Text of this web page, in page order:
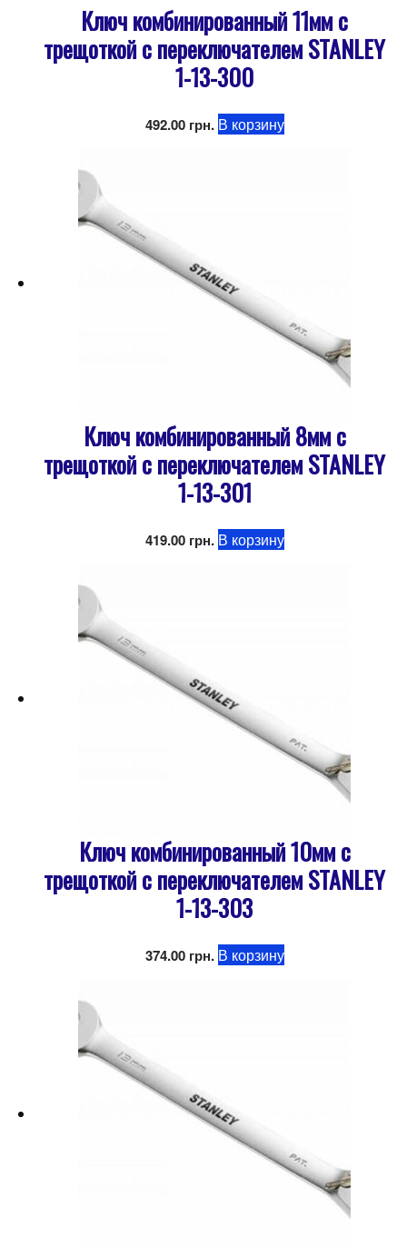
Ключ комбинированный 11мм с
трещоткой с переключателем STANLEY
1-13-300
492.00 грн. В корзину
Ключ комбинированный 8мм с
трещоткой с переключателем STANLEY
1-13-301
419.00 грн. В корзину
Ключ комбинированный 10мм с
трещоткой с переключателем STANLEY
1-13-303
374.00 грн. В корзину